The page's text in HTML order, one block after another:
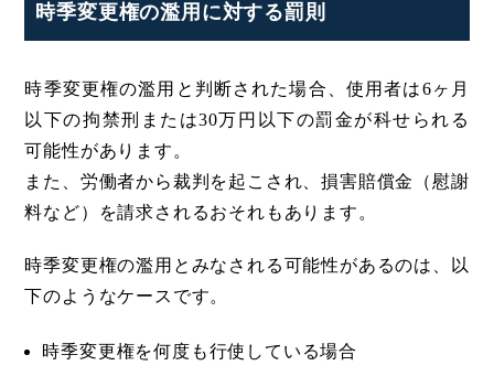
時季変更権の濫用に対する罰則
時季変更権の濫用と判断された場合、使用者は6ヶ月
以下の拘禁刑または30万円以下の罰金が科せられる
可能性があります。
また、労働者から裁判を起こされ、損害賠償金（慰謝
料など）を請求されるおそれもあります。
時季変更権の濫用とみなされる可能性があるのは、以
下のようなケースです。
時季変更権を何度も行使している場合